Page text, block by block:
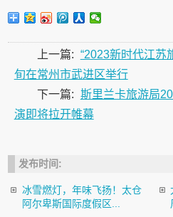
上一篇: “2023新时代江苏
旬在常州市武进区举行
下一篇: 斯里兰卡旅游局
演即将拉开帷幕
发布时间:
冰雪燃灯，年味飞扬！太仓
阿尔卑斯国际度假区...